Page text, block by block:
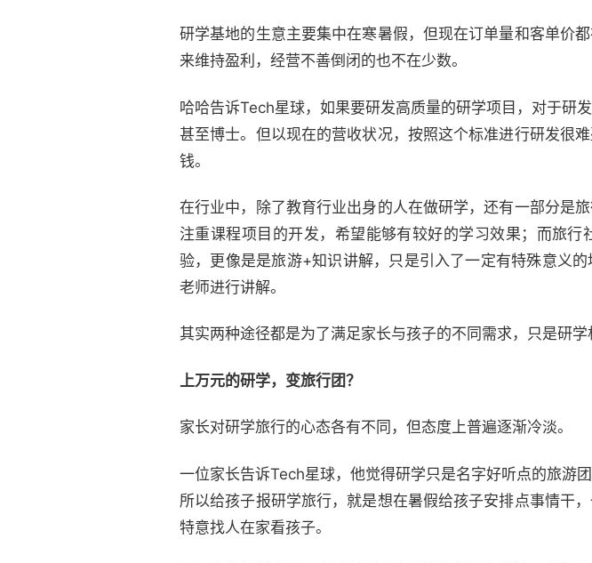
研学基地的生意主要集中在寒暑假，但现在订单量和客单价
来维持盈利，经营不善倒闭的也不在少数。
哈哈告诉Tech星球，如果要研发高质量的研学项目，对于研
甚至博士。但以现在的营收状况，按照这个标准进行研发很
钱。
在行业中，除了教育行业出身的人在做研学，还有一部分是
注重课程项目的开发，希望能够有较好的学习效果；而旅
验，更像是是旅游+知识讲解，只是引入了一定有特殊意义
老师进行讲解。
其实两种途径都是为了满足家长与孩子的不同需求，只是研学
上万元的研学，变旅行团？
家长对研学旅行的心态各有不同，但态度上普遍逐渐冷淡。
一位家长告诉Tech星球，他觉得研学只是名字好听点的旅游
所以给孩子报研学旅行，就是想在暑假给孩子安排点事情干
特意找人在家看孩子。